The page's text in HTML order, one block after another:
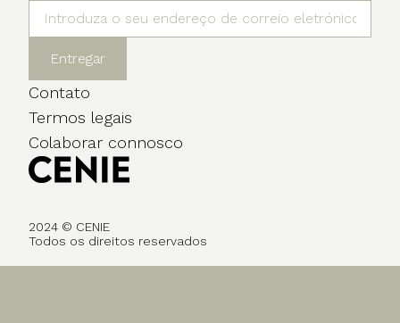
Entregar
Contato
Termos legais
Colaborar connosco
2024 © CENIE
Todos os direitos reservados